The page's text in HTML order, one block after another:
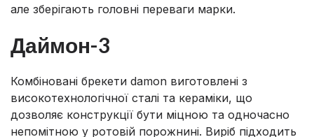
але зберігають головні переваги марки.
Даймон-3
Комбіновані брекети damon виготовлені з
високотехнологічної сталі та кераміки, що
дозволяє конструкції бути міцною та одночасно
непомітною у ротовій порожнині. Виріб підходить